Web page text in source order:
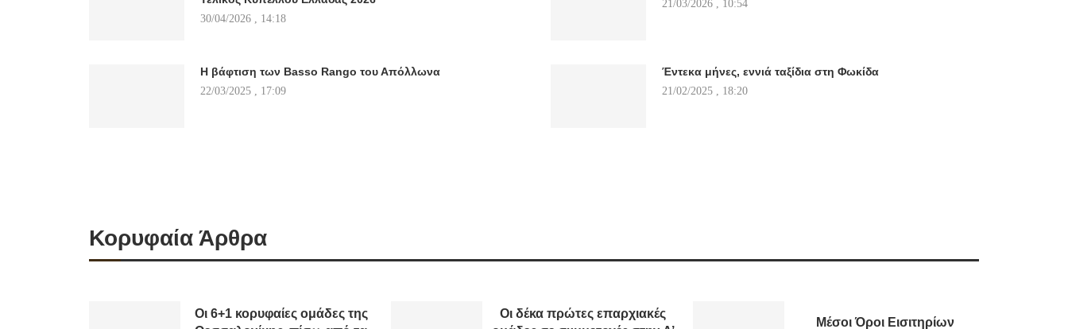
30/04/2026 , 14:18
21/03/2026 , 10:54
Η βάφτιση των Basso Rango του Απόλλωνα
22/03/2025 , 17:09
Έντεκα μήνες, εννιά ταξίδια στη Φωκίδα
21/02/2025 , 18:20
Κορυφαία Άρθρα
Οι 6+1 κορυφαίες ομάδες της
Οι δέκα πρώτες επαρχιακές
Μέσοι Όροι Εισιτηρίων